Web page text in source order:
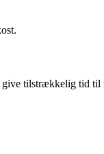
.
give tilstrækkelig tid til